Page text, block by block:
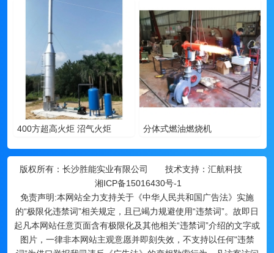
400方超高火炬 沼气火炬 分体式燃油燃烧机
版权所有： 长沙胜能实业有限公司
技术支持：汇航科技
湘ICP备15016430号-1
免责声明:本网站全力支持关于《中华人民共和国广告法》实施
的“极限化违禁词”相关规定，且已竭力规避使用“违禁词”。故即日
起凡本网站任意页面含有极限化及其他相关“违禁词”介绍的文字或
图片，一律非本网站主观意愿并即刻失效，不支持以任何"违禁